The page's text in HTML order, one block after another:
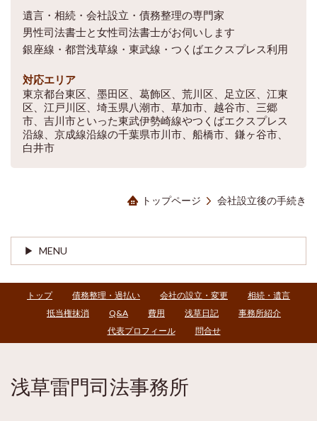
遺言・相続・会社設立・債務整理の専門家
男性司法書士と女性司法書士がお伺いします
銀座線・都営浅草線・東武線・つくばエクスプレス利用
対応エリア
東京都台東区、墨田区、葛飾区、荒川区、足立区、江東
区、江戸川区、埼玉県八潮市、草加市、越谷市、三郷
市、吉川市といった東武伊勢崎線やつくばエクスプレス
沿線、京成線沿線の千葉県市川市、船橋市、鎌ヶ谷市、
白井市
トップページ 会社設立後の手続き
MENU
トップ 債務整理・過払い 会社の設立・変更
相続・遺言
抵当権抹消
Q&A 費用 浅草日記
事務所紹介
代表プロフィール
問合せ
浅草雷門司法事務所